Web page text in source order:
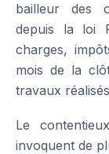
bailleur des
depuis la loi
charges,
mois de la
travaux
Le
invoquent de